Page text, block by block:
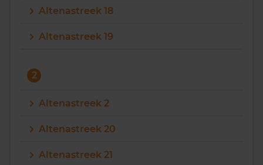
Altenastreek 18
Altenastreek 19
2
Altenastreek 2
Altenastreek 20
Altenastreek 21